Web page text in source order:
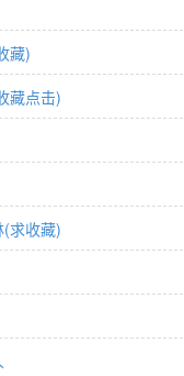
藏)
藏点击)
求收藏)